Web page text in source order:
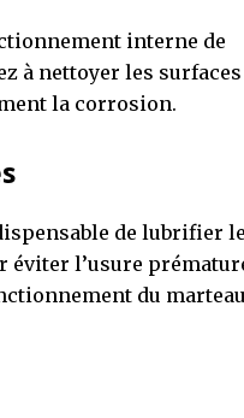
interne de
à nettoyer les
la corrosion.
de lubrifier
l’usure
du marteau